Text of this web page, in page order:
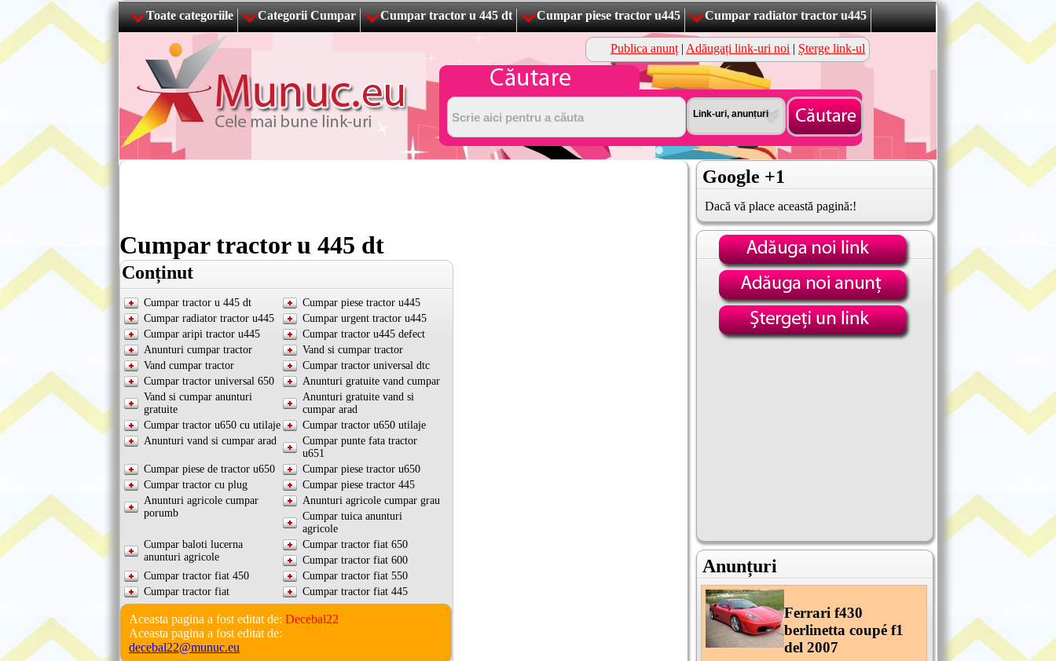
Toate categoriile Categorii Cumpar Cumpar tractor u 445 dt Cumpar piese tractor u445 Cumpar radiator tractor u445
Publica anunț | Adăugați link-uri noi | Șterge link-ul
Cumpar tractor u 445 dt
Conținut
Cumpar tractor u 445 dt
Cumpar piese tractor u445
Cumpar radiator tractor u445
Cumpar urgent tractor u445
Cumpar aripi tractor u445
Cumpar tractor u445 defect
Anunturi cumpar tractor
Vand si cumpar tractor
Vand cumpar tractor
Cumpar tractor universal dtc
Cumpar tractor universal 650
Anunturi gratuite vand cumpar
Vand si cumpar anunturi
gratuite
Anunturi gratuite vand si
cumpar arad
Cumpar tractor u650 cu utilaje
Cumpar tractor u650 utilaje
Anunturi vand si cumpar arad
Cumpar punte fata tractor
u651
Cumpar piese de tractor u650
Cumpar piese tractor u650
Cumpar tractor cu plug
Cumpar piese tractor 445
Anunturi agricole cumpar
porumb
Anunturi agricole cumpar grau
Cumpar tuica anunturi
agricole
Cumpar baloti lucerna
anunturi agricole
Cumpar tractor fiat 650
Cumpar tractor fiat 600
Cumpar tractor fiat 450
Cumpar tractor fiat 550
Cumpar tractor fiat
Cumpar tractor fiat 445
Aceasta pagina a fost editat de: Decebal22
Aceasta pagina a fost editat de:
decebal22@munuc.eu
Google +1
Dacă vă place această pagină:!
Anunțuri
Ferrari f430
berlinetta coupé f1
del 2007